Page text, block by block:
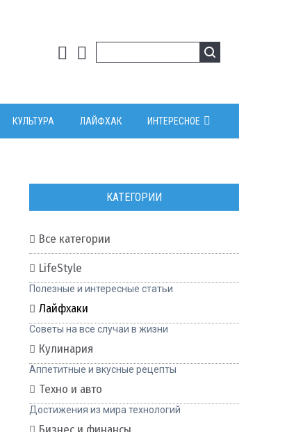
КУЛЬТУРА ЛАЙФХАК ИНТЕРЕСНОЕ
КАТЕГОРИИ
Все категории
LifeStyle
Полезные и интересные статьи
Лайфхаки
Советы на все случаи в жизни
Кулинария
Аппетитные и вкусные рецепты
Техно и авто
Достижения из мира технологий